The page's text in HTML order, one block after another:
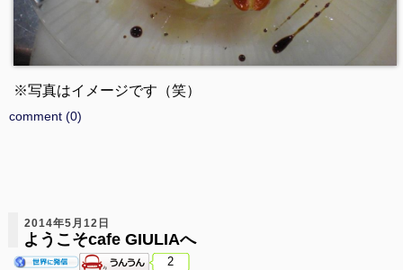
※写真はイメージです（笑）
comment (0)
2014年5月12日
ようこそcafe GIULIAへ
2